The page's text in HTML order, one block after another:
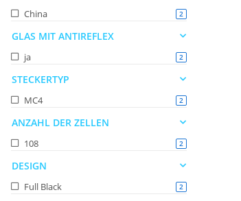
China 2 Artikel gefunden
GLAS MIT ANTIREFLEX
ja 2 Artikel gefunden
STECKERTYP
MC4 2 Artikel gefunden
ANZAHL DER ZELLEN
108 2 Artikel gefunden
DESIGN
Full Black 2 Artikel gefunden